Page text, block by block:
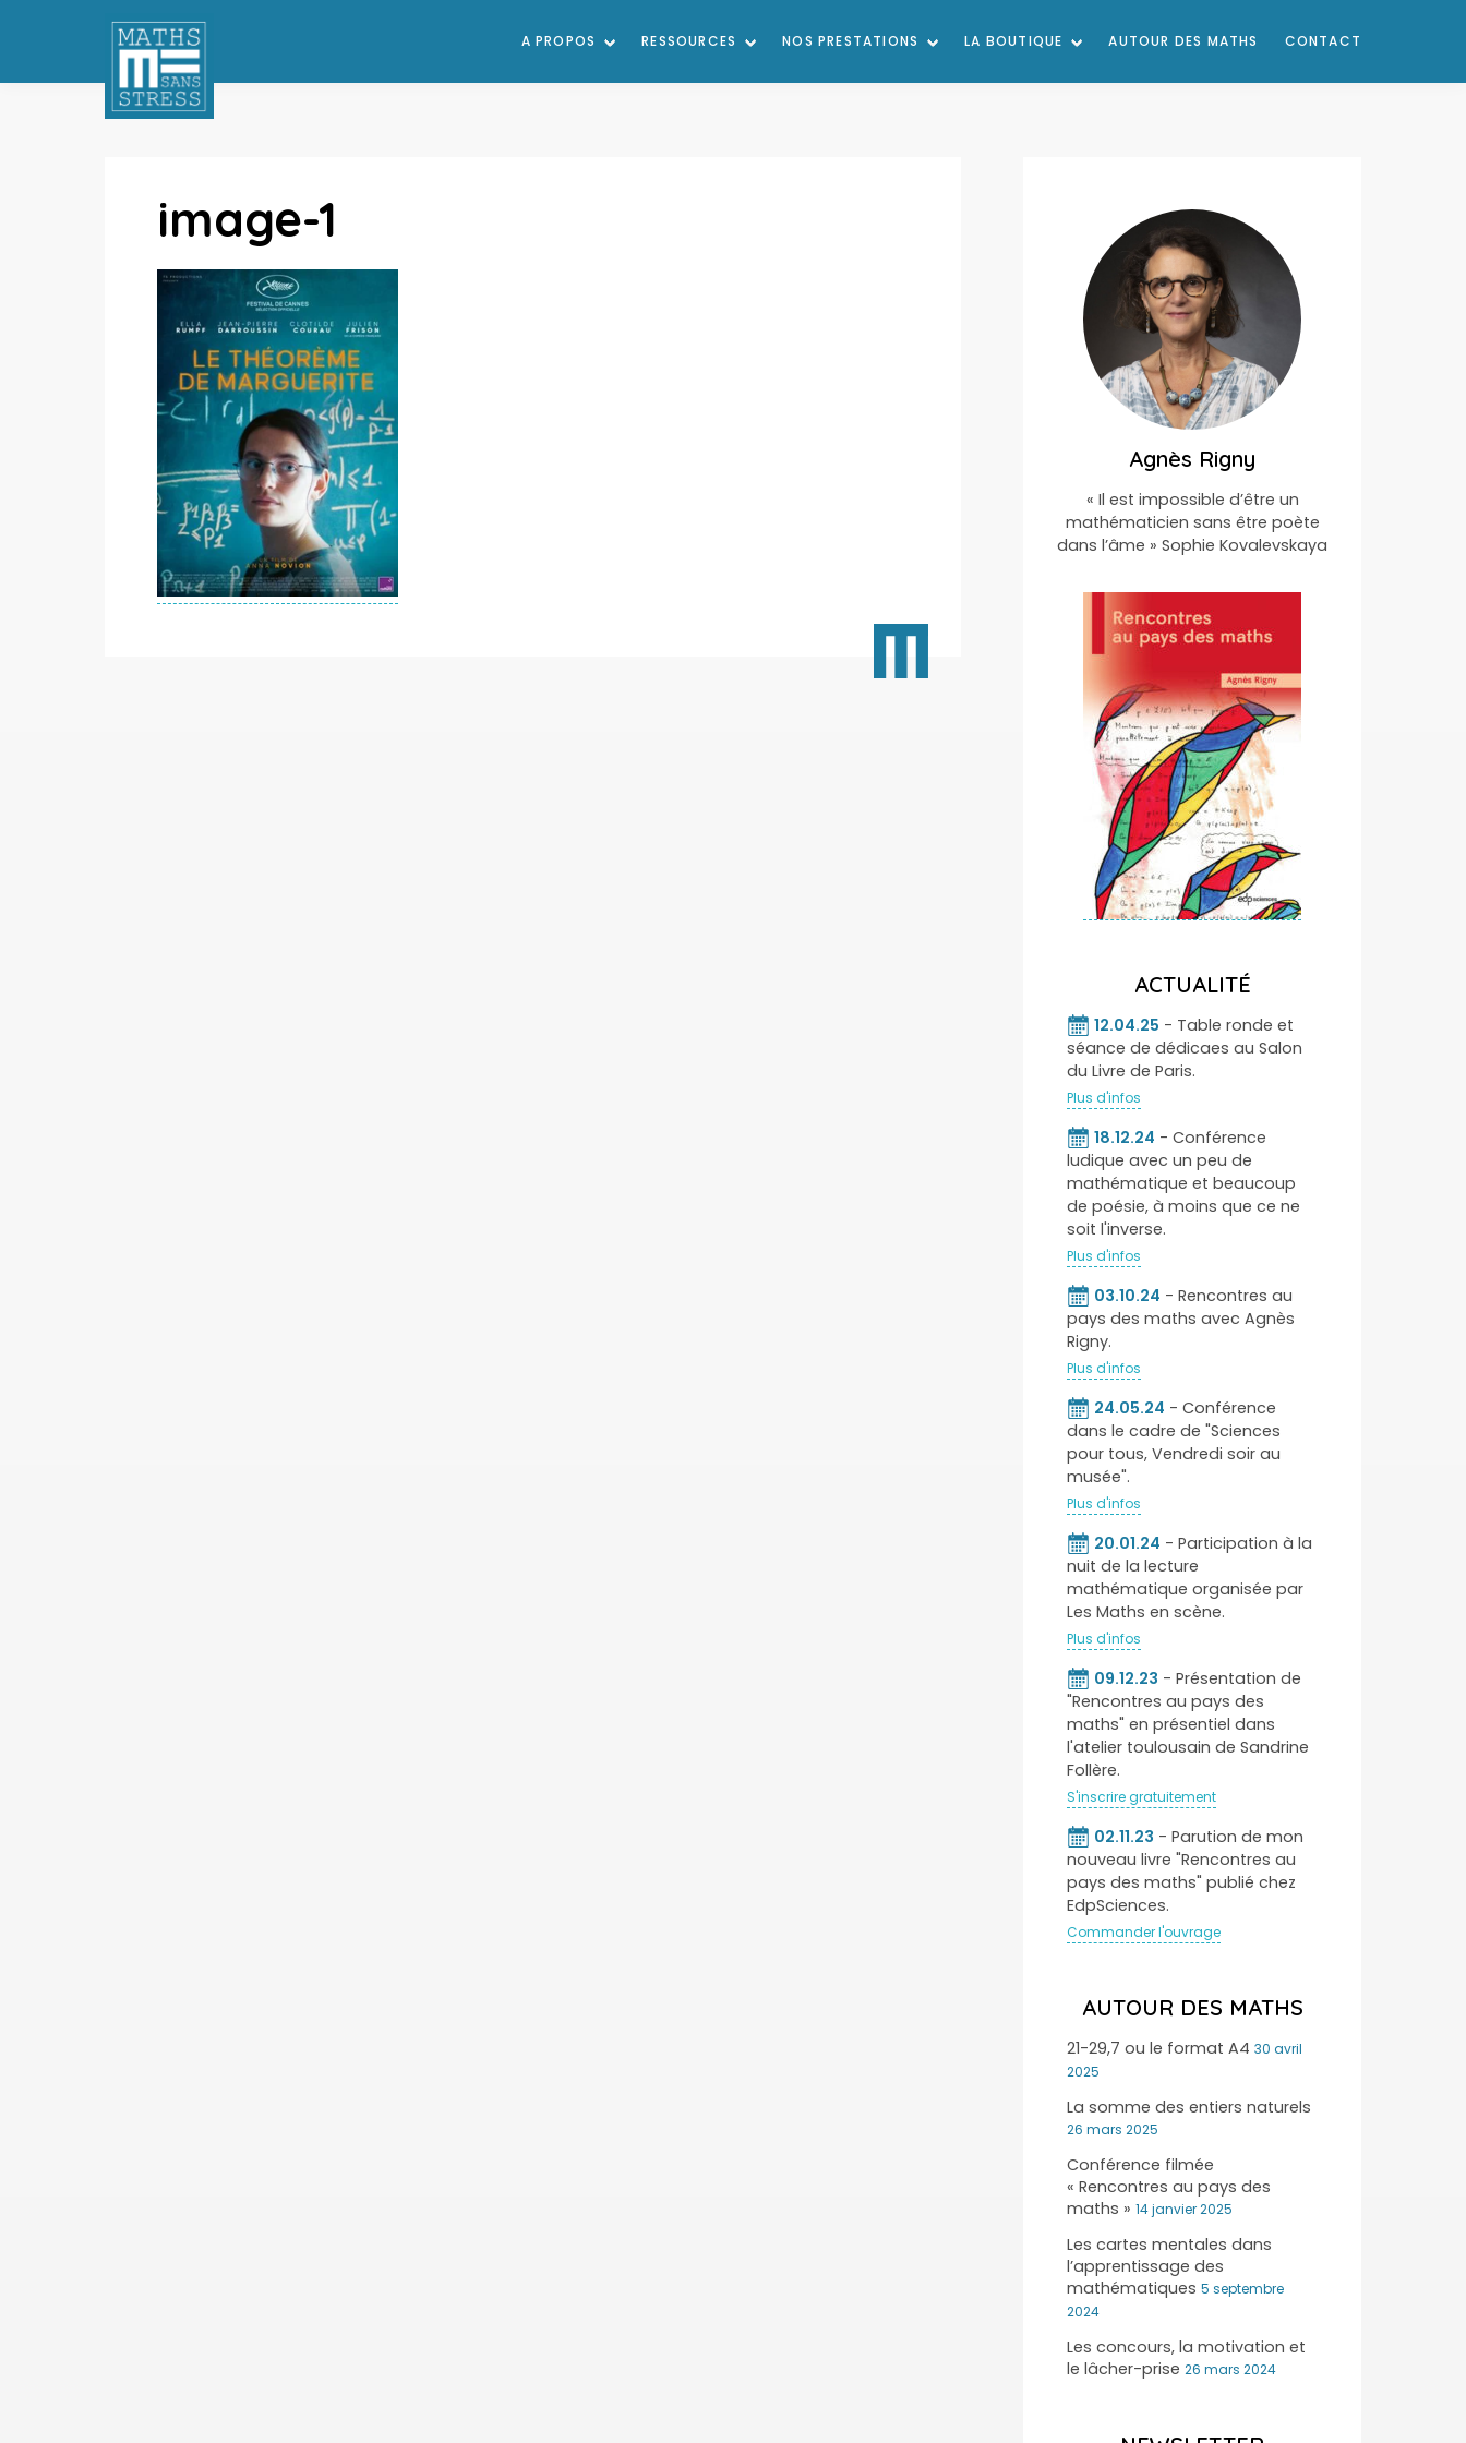
A PROPOS RESSOURCES NOS PRESTATIONS LA BOUTIQUE AUTOUR DES MATHS CONTACT
image-1
Agnès Rigny
« Il est impossible d’être un
mathématicien sans être poète
dans l’âme » Sophie Kovalevskaya
ACTUALITÉ
12.04.25 - Table ronde et
séance de dédicaes au Salon
du Livre de Paris.
Plus d'infos
18.12.24 - Conférence
ludique avec un peu de
mathématique et beaucoup
de poésie, à moins que ce ne
soit l'inverse.
Plus d'infos
03.10.24 - Rencontres au
pays des maths avec Agnès
Rigny.
Plus d'infos
24.05.24 - Conférence
dans le cadre de "Sciences
pour tous, Vendredi soir au
musée".
Plus d'infos
20.01.24 - Participation à la
nuit de la lecture
mathématique organisée par
Les Maths en scène.
Plus d'infos
09.12.23 - Présentation de
"Rencontres au pays des
maths" en présentiel dans
l'atelier toulousain de Sandrine
Follère.
S'inscrire gratuitement
02.11.23 - Parution de mon
nouveau livre "Rencontres au
pays des maths" publié chez
EdpSciences.
Commander l'ouvrage
AUTOUR DES MATHS
21-29,7 ou le format A4 30 avril
2025
La somme des entiers naturels
26 mars 2025
Conférence filmée
« Rencontres au pays des
maths » 14 janvier 2025
Les cartes mentales dans
l’apprentissage des
mathématiques 5 septembre
2024
Les concours, la motivation et
le lâcher-prise 26 mars 2024